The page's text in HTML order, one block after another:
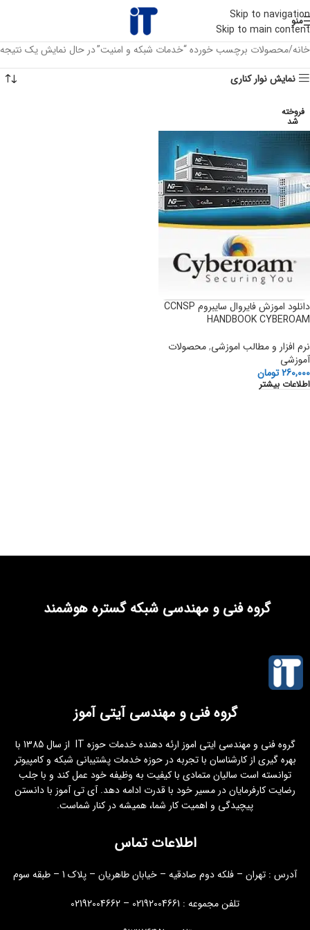
Skip to navigation
Skip to main content
منو
خانه محصولات برچسب خورده “خدمات شبکه و امنیت”در حال نمایش یک نتیجه
نمایش نوار کناری
فروخته
شد
دانلود اموزش فایروال سایبروم CCNSP
HANDBOOK CYBEROAM
نرم افزار و مطالب اموزشی,محصولات
آموزشی
260,000تومان
اطلاعات بیشتر
گروه فنی و مهندسی شبکه گستره هوشمند
گروه فنی و مهندسی آیتی آموز
گروه فنی و مهندسی ایتی اموز ارئه دهنده خدمات حوزه IT از سال 1385 با
بهره گیری از کارشناسان با تجربه در حوزه خدمات پشتیبانی شبکه و کامپیوتر
توانسته است سالیان متمادی با کیفیت به وظیفه خود عمل کند و با جلب
رضایت کارفرمایان در مسیر خود با قدرت ادامه دهد. آی تی آموز با دانستن
پیچیدگی و اهمیت کار شما، همیشه در کنار شماست.
اطلاعات تماس
آدرس : تهران – فلکه دوم صادقیه – خیابان طاهریان – پلاک 1 – طبقه سوم
تلفن مجموعه : 02192004661 – 02192004662